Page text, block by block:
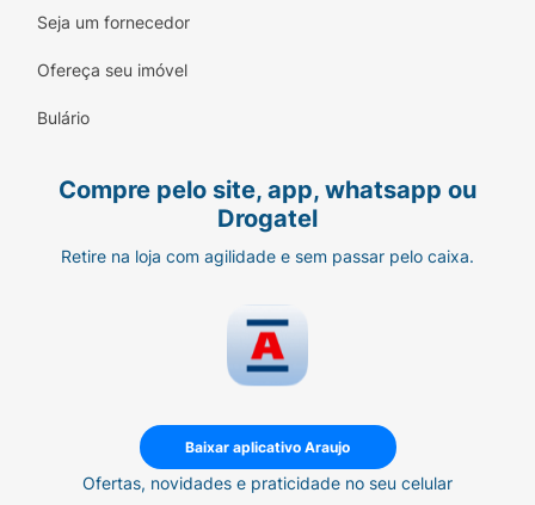
Seja um fornecedor
Ofereça seu imóvel
Bulário
Compre pelo site, app, whatsapp ou
Drogatel
Retire na loja com agilidade e sem passar pelo caixa.
Baixar aplicativo Araujo
Ofertas, novidades e praticidade no seu celular